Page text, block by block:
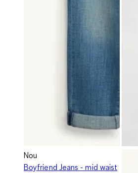
Nou
Boyfriend Jeans - mid waist